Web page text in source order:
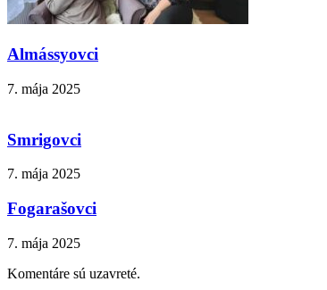
Almássyovci
7. mája 2025
Smrigovci
7. mája 2025
Fogarašovci
7. mája 2025
Komentáre sú uzavreté.